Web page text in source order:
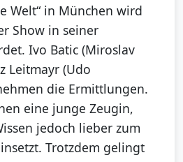
Welt“ in München wird
Show in seiner
Ivo Batic (Miroslav
Leitmayr (Udo
die Ermittlungen.
eine junge Zeugin,
jedoch lieber zum
Trotzdem gelingt